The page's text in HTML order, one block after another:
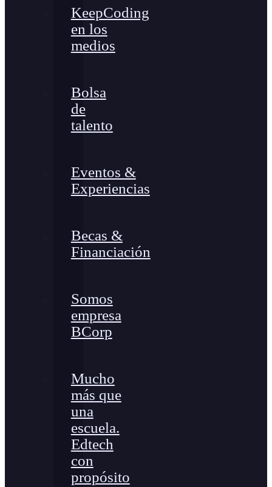
KeepCoding
en los
medios
Bolsa
de
talento
Eventos &
Experiencias
Becas &
Financiación
Somos
empresa
BCorp
Mucho
más que
una
escuela.
Edtech
con
propósito